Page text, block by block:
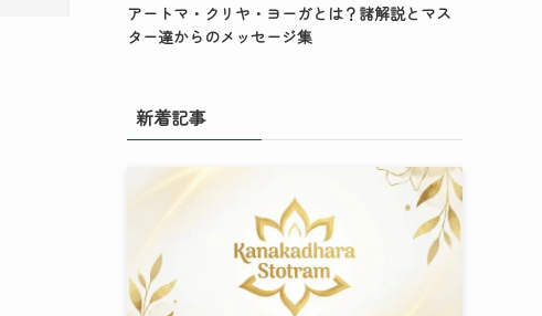
アートマ・クリヤ・ヨーガとは？諸解説とマス
ター達からのメッセージ集
新着記事